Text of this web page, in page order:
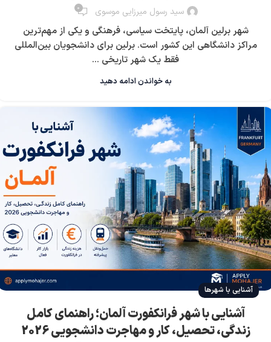
سید رسول میرزایی موسوی 0
شهر برلین آلمان، پایتخت سیاسی، فرهنگی و یکی از مهم‌ترین
مراکز دانشگاهی این کشور است. برلین برای دانشجویان بین‌المللی
فقط یک شهر تاریخی ...
به خواندن ادامه دهید
آشنایی با شهرها
آشنایی با شهر فرانکفورت آلمان؛ راهنمای کامل
زندگی، تحصیل، کار و مهاجرت دانشجویی 2026